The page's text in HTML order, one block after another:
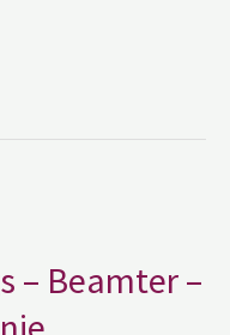
– Beamter –